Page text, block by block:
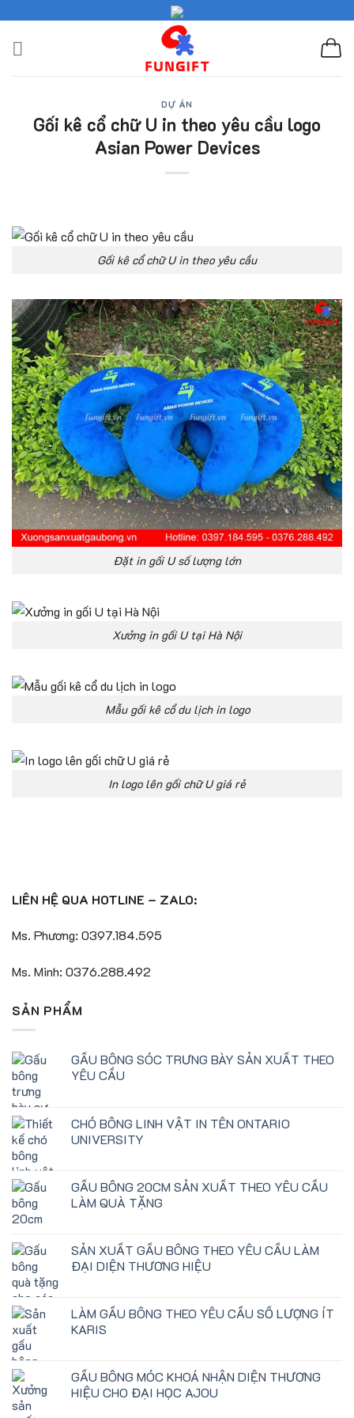
content
DỰ ÁN
Gối kê cổ chữ U in theo yêu cầu logo
Asian Power Devices
Gối kê cổ chữ U in theo yêu cầu
Đặt in gối U số lượng lớn
Xưởng in gối U tại Hà Nội
Mẫu gối kê cổ du lịch in logo
In logo lên gối chữ U giá rẻ
LIÊN HỆ QUA HOTLINE – ZALO:
Ms. Phương: 0397.184.595
Ms. Minh: 0376.288.492
SẢN PHẨM
GẤU BÔNG SÓC TRƯNG BÀY SẢN XUẤT THEO
YÊU CẦU
CHÓ BÔNG LINH VẬT IN TÊN ONTARIO
UNIVERSITY
GẤU BÔNG 20CM SẢN XUẤT THEO YÊU CẦU
LÀM QUÀ TẶNG
SẢN XUẤT GẤU BÔNG THEO YÊU CẦU LÀM
ĐẠI DIỆN THƯƠNG HIỆU
LÀM GẤU BÔNG THEO YÊU CẦU SỐ LƯỢNG ÍT
KARIS
GẤU BÔNG MÓC KHOÁ NHẬN DIỆN THƯƠNG
HIỆU CHO ĐẠI HỌC AJOU